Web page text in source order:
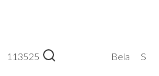
113525 Bela S